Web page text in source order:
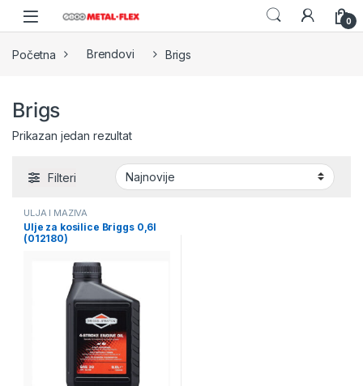
Skip to navigation
Skip to content
0
Početna Brendovi Brigs
Brigs
Prikazan jedan rezultat
Filteri
ULJA I MAZIVA
Ulje za kosilice Briggs 0,6l
(012180)